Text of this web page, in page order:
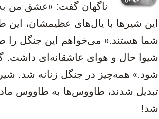
ناگهان گفت: «عشق من
این شیرها با یال‌های عظیمشان،
شما هستند.» می‌خواهم این جنگل را
شیوا حال و هوای عاشقانه‌ای داشت.
شود.» همه‌چیز در جنگل زنانه شد.
تبدیل شدند، طاووس‌ها به طاووس
شد!